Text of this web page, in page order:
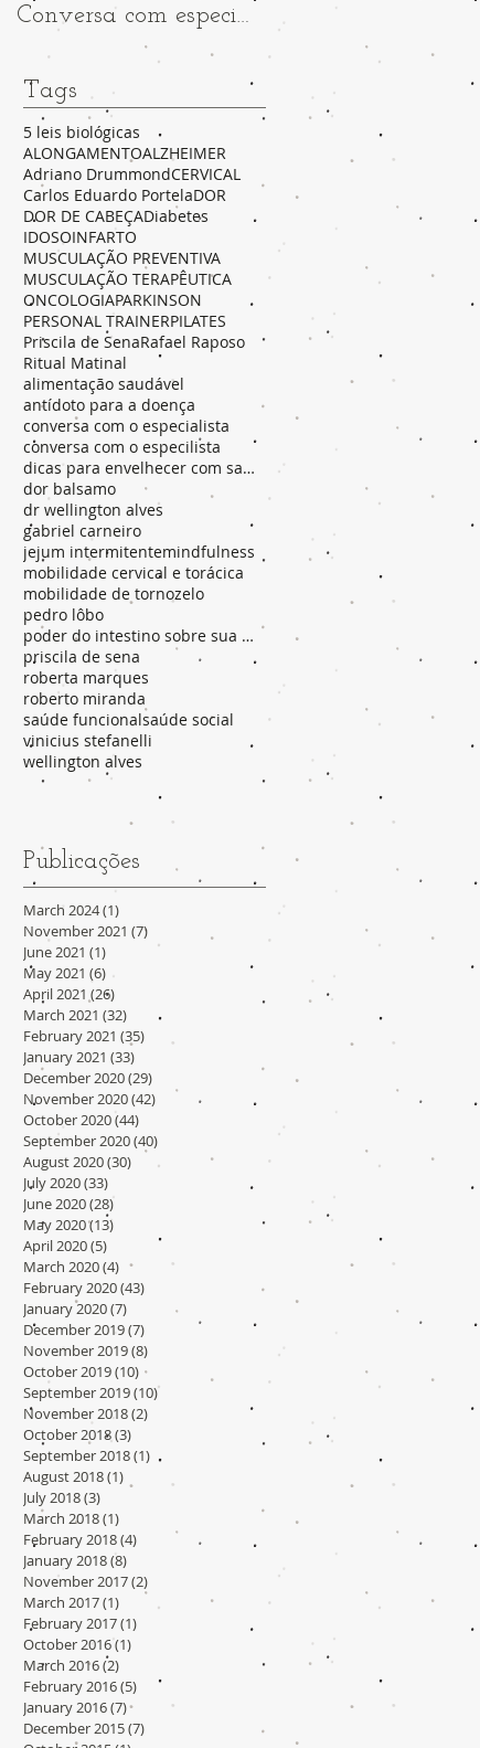
Conversa com especialista
(17)
Tags
5 leis biológicas
ALONGAMENTOALZHEIMER
Adriano DrummondCERVICAL
Carlos Eduardo PortelaDOR
DOR DE CABEÇADiabetes
IDOSOINFARTO
MUSCULAÇÃO PREVENTIVA
MUSCULAÇÃO TERAPÊUTICA
ONCOLOGIAPARKINSON
PERSONAL TRAINERPILATES
Priscila de SenaRafael Raposo
Ritual Matinal
alimentação saudável
antídoto para a doença
conversa com o especialista
conversa com o especilista
dicas para envelhecer com saúde
dor balsamo
dr wellington alves
gabriel carneiro
jejum intermitentemindfulness
mobilidade cervical e torácica
mobilidade de tornozelo
pedro lôbo
poder do intestino sobre sua saúde
priscila de sena
roberta marques
roberto miranda
saúde funcionalsaúde social
vinicius stefanelli
wellington alves
Publicações
March 2024(1)
November 2021 (7)
June 2021 (1)
May 2021 (6) 6 posts
April 2021 (26)
March 2021 (32) 32 posts
February 2021 (35)
January 2021 (33)
December 2020(29)
November 2020(42) 42 posts
October 2020(44)
September 2020(40)
August 2020(30) 30 posts
July 2020(33)
June 2020(28)28 posts
May 2020(13)
April 2020(5)
March 2020(4) 4 posts
February 2020(43)
January 2020(7)
December 2019(7)
November 2019(8)
October 2019(10) 10 posts
September 2019(10)10 posts
November 2018(2)
October 2018(3)
September 2018(1) 1 post
August 2018(1)
July 2018(3)
March 2018(1)
February 2018(4) 4 posts
January 2018(8)
November 2017(2)
March 2017(1) 1 post
February 2017(1)
October 2016(1)
March 2016(2)
February 2016(5) 5 posts
January 2016(7)7 posts
December 2015(7)